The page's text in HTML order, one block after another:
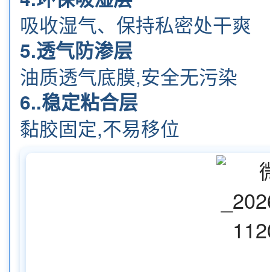
吸收湿气、保持私密处干爽
5.透气防渗层
油质透气底膜,安全无污染
6..稳定粘合层
黏胶固定,不易移位